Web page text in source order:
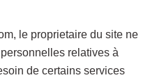
le proprietaire du site ne
relatives à
de certains services